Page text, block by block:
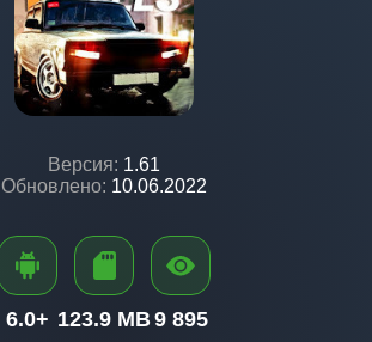
Версия: 1.61
Обновлено: 10.06.2022
6.0+ 123.9 MB9 895